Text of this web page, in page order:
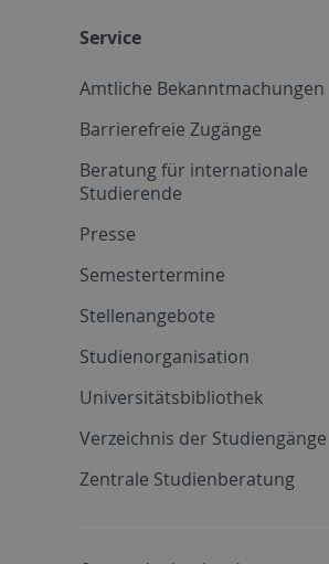
Service
Amtliche Bekanntmachungen
Barrierefreie Zugänge
Beratung für internationale
Studierende
Presse
Semestertermine
Stellenangebote
Studienorganisation
Universitätsbibliothek
Verzeichnis der Studiengänge
Zentrale Studienberatung